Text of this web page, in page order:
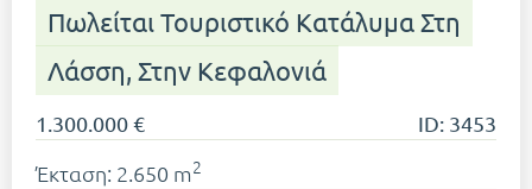
Πωλείται Τουριστικό Κατάλυμα Στη
Λάσση, Στην Κεφαλονιά
1.300.000 € ID: 3453
Έκταση: 2.650 m2